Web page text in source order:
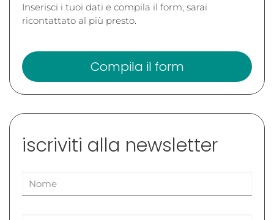
Inserisci i tuoi dati e compila il form, sarai
ricontattato al più presto.
Compila il form
iscriviti alla newsletter